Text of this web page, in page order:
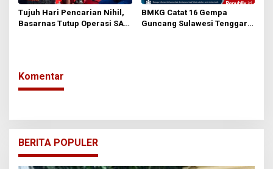
Tujuh Hari Pencarian Nihil,
Basarnas Tutup Operasi SAR
BMKG Catat 16 Gempa
Guncang Sulawesi Tenggara
Komentar
BERITA POPULER